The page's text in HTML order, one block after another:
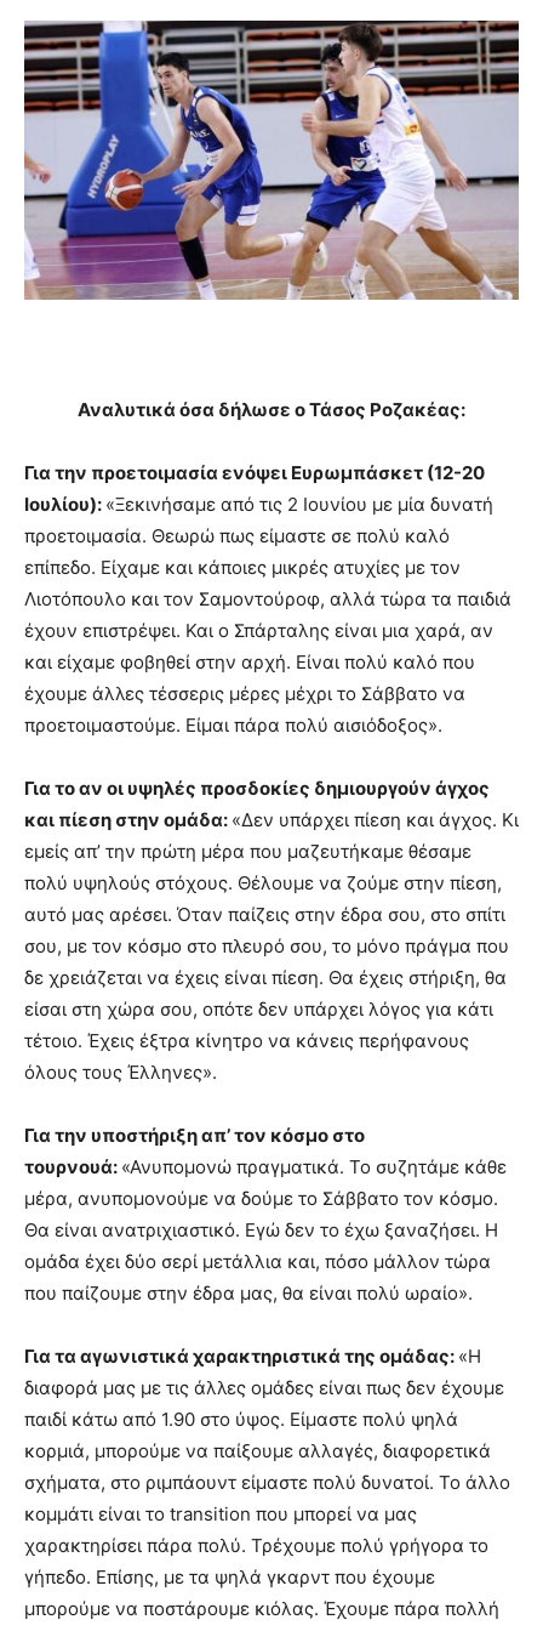
Αναλυτικά όσα δήλωσε ο Τάσος Ροζακέας:
Για την προετοιμασία ενόψει Ευρωμπάσκετ (12-20
Ιουλίου): «Ξεκινήσαμε από τις 2 Ιουνίου με μία δυνατή
προετοιμασία. Θεωρώ πως είμαστε σε πολύ καλό
επίπεδο. Είχαμε και κάποιες μικρές ατυχίες με τον
Λιοτόπουλο και τον Σαμοντούροφ, αλλά τώρα τα παιδιά
έχουν επιστρέψει. Και ο Σπάρταλης είναι μια χαρά, αν
και είχαμε φοβηθεί στην αρχή. Είναι πολύ καλό που
έχουμε άλλες τέσσερις μέρες μέχρι το Σάββατο να
προετοιμαστούμε. Είμαι πάρα πολύ αισιόδοξος».
Για το αν οι υψηλές προσδοκίες δημιουργούν άγχος
και πίεση στην ομάδα: «Δεν υπάρχει πίεση και άγχος. Κι
εμείς απ’ την πρώτη μέρα που μαζευτήκαμε θέσαμε
πολύ υψηλούς στόχους. Θέλουμε να ζούμε στην πίεση,
αυτό μας αρέσει. Όταν παίζεις στην έδρα σου, στο σπίτι
σου, με τον κόσμο στο πλευρό σου, το μόνο πράγμα που
δε χρειάζεται να έχεις είναι πίεση. Θα έχεις στήριξη, θα
είσαι στη χώρα σου, οπότε δεν υπάρχει λόγος για κάτι
τέτοιο. Έχεις έξτρα κίνητρο να κάνεις περήφανους
όλους τους Έλληνες».
Για την υποστήριξη απ’ τον κόσμο στο
τουρνουά: «Ανυπομονώ πραγματικά. Το συζητάμε κάθε
μέρα, ανυπομονούμε να δούμε το Σάββατο τον κόσμο.
Θα είναι ανατριχιαστικό. Εγώ δεν το έχω ξαναζήσει. Η
ομάδα έχει δύο σερί μετάλλια και, πόσο μάλλον τώρα
που παίζουμε στην έδρα μας, θα είναι πολύ ωραίο».
Για τα αγωνιστικά χαρακτηριστικά της ομάδας: «Η
διαφορά μας με τις άλλες ομάδες είναι πως δεν έχουμε
παιδί κάτω από 1.90 στο ύψος. Είμαστε πολύ ψηλά
κορμιά, μπορούμε να παίξουμε αλλαγές, διαφορετικά
σχήματα, στο ριμπάουντ είμαστε πολύ δυνατοί. Το άλλο
κομμάτι είναι το transition που μπορεί να μας
χαρακτηρίσει πάρα πολύ. Τρέχουμε πολύ γρήγορα το
γήπεδο. Επίσης, με τα ψηλά γκαρντ που έχουμε
μπορούμε να ποστάρουμε κιόλας. Έχουμε πάρα πολλή